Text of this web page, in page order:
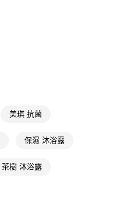
結帳。
，將跳轉至「AFTEE先享後付」
訊中的連結，可透過四大超商／
，但若您需要取消訂單，請聯絡
費
美琪 抗菌
保濕 沐浴露
茶樹 沐浴露